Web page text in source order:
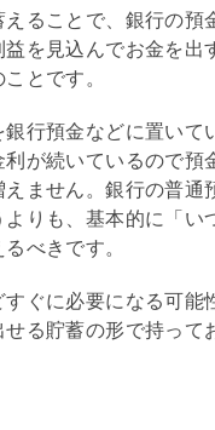
ることで、銀行の預
を見込んでお金を出
とです。
行預金などに置いて
が続いているので預
ません。銀行の普通
りも、基本的に「い
べきです。
すぐに必要になる可能
る貯蓄の形で持って